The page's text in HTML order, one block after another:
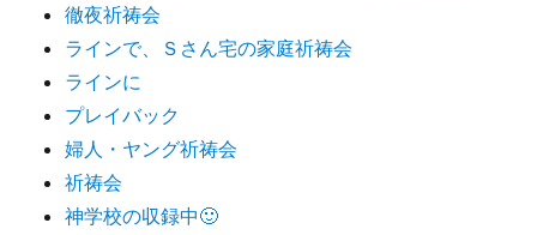
徹夜祈祷会
ラインで、Ｓさん宅の家庭祈祷会
ラインに
プレイバック
婦人・ヤング祈祷会
祈祷会
神学校の収録中🙂